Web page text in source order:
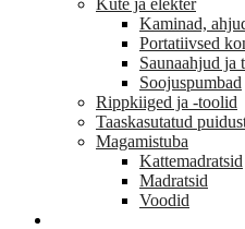
Küte ja elekter
Kaminad,
Portatiivsed
Saunaahjud ja
Soojuspumbad
Rippkiiged ja -toolid
Taaskasutatud
Magamistuba
Kattemadratsid
Madratsid
Voodid